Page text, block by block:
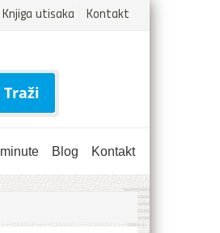
Knjiga utisaka Kontakt
Blog Kontakt
Traži